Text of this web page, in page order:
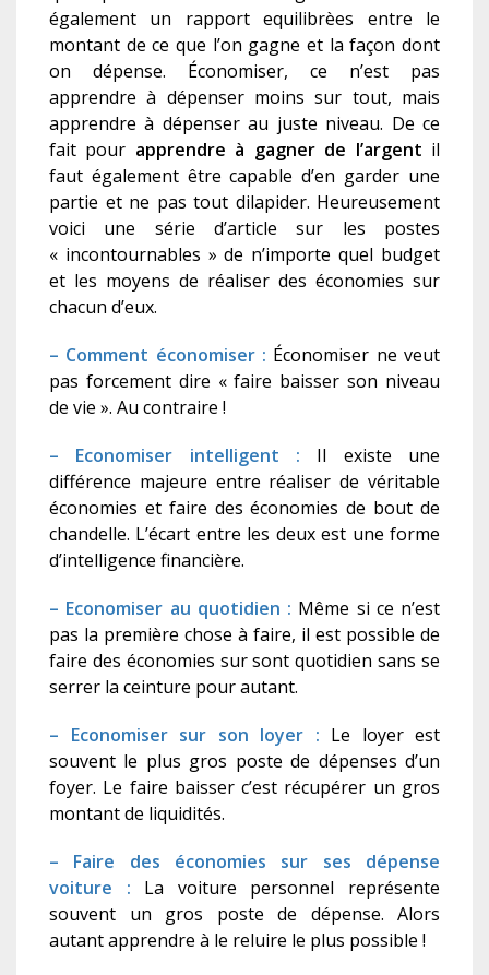
également un rapport equilibrèes entre le
montant de ce que l’on gagne et la façon dont
on dépense. Économiser, ce n’est pas
apprendre à dépenser moins sur tout, mais
apprendre à dépenser au juste niveau. De ce
fait pour apprendre à gagner de l’argent il
faut également être capable d’en garder une
partie et ne pas tout dilapider. Heureusement
voici une série d’article sur les postes
« incontournables » de n’importe quel budget
et les moyens de réaliser des économies sur
chacun d’eux.
– Comment économiser : Économiser ne veut
pas forcement dire « faire baisser son niveau
de vie ». Au contraire !
– Economiser intelligent :
Il existe une
différence majeure entre réaliser de véritable
économies et faire des économies de bout de
chandelle. L’écart entre les deux est une forme
d’intelligence financière.
– Economiser au quotidien : Même si ce n’est
pas la première chose à faire, il est possible de
faire des économies sur sont quotidien sans se
serrer la ceinture pour autant.
– Economiser sur son loyer : Le loyer est
souvent le plus gros poste de dépenses d’un
foyer. Le faire baisser c’est récupérer un gros
montant de liquidités.
– Faire des économies sur ses dépense
voiture :
La voiture personnel représente
souvent un gros poste de dépense. Alors
autant apprendre à le reluire le plus possible !